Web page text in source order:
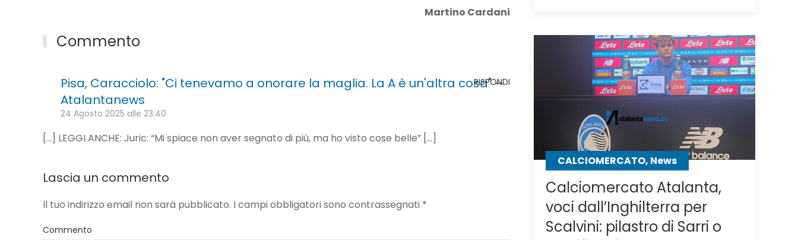
Martino Cardani
Commento
Pisa, Caracciolo: "Ci tenevamo a onorare la maglia. La A è un'altra cosa" –
Atalantanews
24 Agosto 2025 alle 23:40
RISPONDI
[…] LEGGI ANCHE: Juric: “Mi spiace non aver segnato di più, ma ho visto cose belle” […]
Lascia un commento
Il tuo indirizzo email non sarà pubblicato. I campi obbligatori sono contrassegnati *
Commento
il
Milan,
su
Samardzic,
offre
CALCIOMERCATO, News
Calciomercato Atalanta,
voci dall’Inghilterra per
Scalvini: pilastro di Sarri o